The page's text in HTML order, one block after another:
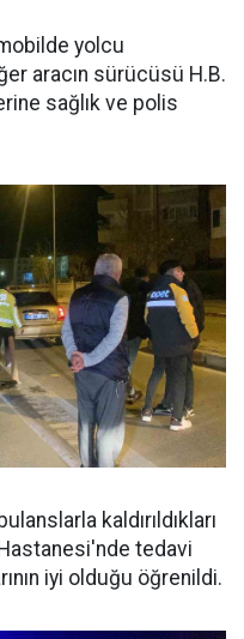
yolcu
aracın sürücüsü H.B.
sağlık ve polis
kaldırıldıkları
tedavi
iyi olduğu öğrenildi.